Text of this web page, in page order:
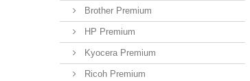
Brother Premium
HP Premium
Kyocera Premium
Ricoh Premium